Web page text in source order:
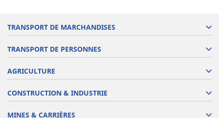
TRANSPORT DE MARCHANDISES
TRANSPORT DE PERSONNES
AGRICULTURE
CONSTRUCTION & INDUSTRIE
MINES & CARRIÈRES